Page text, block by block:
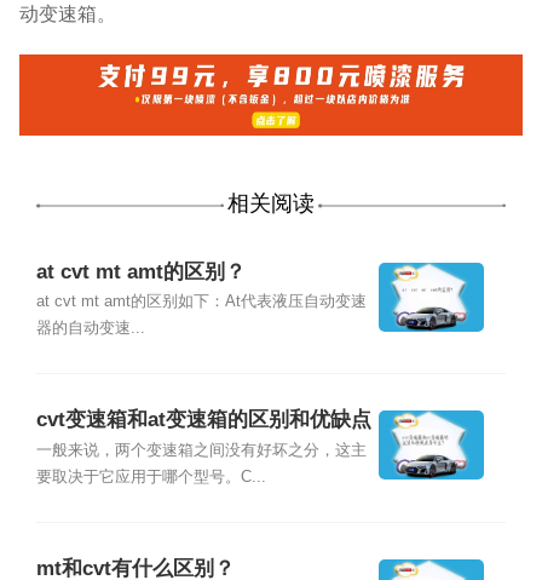
动变速箱。
相关阅读
at cvt mt amt的区别？
at cvt mt amt的区别如下：At代表液压自动变速
器的自动变速...
cvt变速箱和at变速箱的区别和优缺点
是什么？
一般来说，两个变速箱之间没有好坏之分，这主
要取决于它应用于哪个型号。C...
mt和cvt有什么区别？